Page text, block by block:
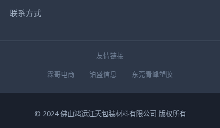
联系方式
友情链接
霖哥电商
铂盛信息 东莞青峰塑胶
© 2024 佛山鸿运江天包装材料有限公司 版权所有